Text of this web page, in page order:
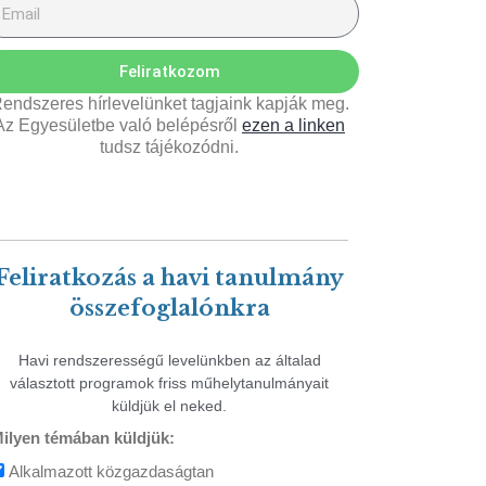
Feliratkozom
hírlevelünket tagjaink kapják meg.
Egyesületbe való belépésről ezen a linken
tudsz tájékozódni.
a havi tanulmány
összefoglalónkra
Havi rendszerességű levelünkben az általad
választott programok friss műhelytanulmányait
küldjük el neked.
témában küldjük:
Alkalmazott közgazdaságtan